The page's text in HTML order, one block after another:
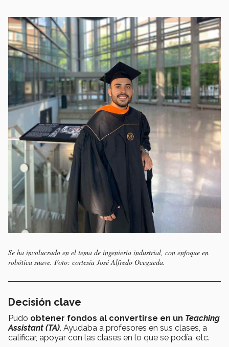
Se ha involucrado en el tema de ingeniería industrial, con enfoque en
robótica suave. Foto: cortesía José Alfredo Ocegueda.
Decisión clave
Pudo obtener fondos al convertirse en un Teaching
Assistant (TA). Ayudaba a profesores en sus clases, a
calificar, apoyar con las clases en lo que se podía, etc.